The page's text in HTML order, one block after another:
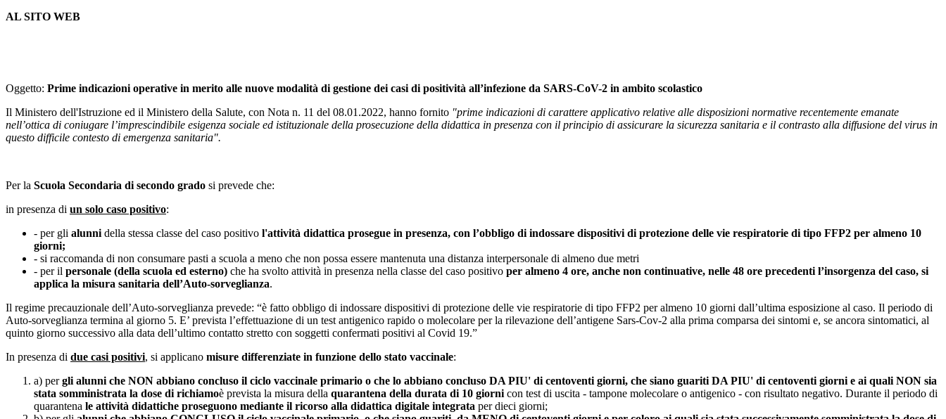
AL SITO WEB
Oggetto: Prime indicazioni operative in merito alle nuove modalità di gestione dei casi di positività all’infezione da SARS-CoV-2 in ambito scolastico
Il Ministero dell'Istruzione ed il Ministero della Salute, con Nota n. 11 del 08.01.2022, hanno fornito "prime indicazioni di carattere applicativo relative alle disposizioni normative recentemente emanate
nell’ottica di coniugare l’imprescindibile esigenza sociale ed istituzionale della prosecuzione della didattica in presenza con il principio di assicurare la sicurezza sanitaria e il contrasto alla diffusione del virus in
questo difficile contesto di emergenza sanitaria".
Per la Scuola Secondaria di secondo grado si prevede che:
in presenza di un solo caso positivo:
- per gli alunni della stessa classe del caso positivo l'attività didattica prosegue in presenza, con l’obbligo di indossare dispositivi di protezione delle vie respiratorie di tipo FFP2 per almeno 10
giorni;
- si raccomanda di non consumare pasti a scuola a meno che non possa essere mantenuta una distanza interpersonale di almeno due metri
- per il personale (della scuola ed esterno) che ha svolto attività in presenza nella classe del caso positivo per almeno 4 ore, anche non continuative, nelle 48 ore precedenti l’insorgenza del caso, si
applica la misura sanitaria dell’Auto-sorveglianza.
Il regime precauzionale dell’Auto-sorveglianza prevede: “è fatto obbligo di indossare dispositivi di protezione delle vie respiratorie di tipo FFP2 per almeno 10 giorni dall’ultima esposizione al caso. Il periodo di
Auto-sorveglianza termina al giorno 5. E’ prevista l’effettuazione di un test antigenico rapido o molecolare per la rilevazione dell’antigene Sars-Cov-2 alla prima comparsa dei sintomi e, se ancora sintomatici, al
quinto giorno successivo alla data dell’ultimo contatto stretto con soggetti confermati positivi al Covid 19.”
In presenza di due casi positivi, si applicano misure differenziate in funzione dello stato vaccinale:
a) pergli alunni che NON abbiano concluso il ciclo vaccinale primario o che lo abbiano concluso DA PIU' di centoventi giorni, che siano guariti DA PIU' di centoventi giorni e ai quali NON sia
stata somministrata la dose di richiamoè prevista la misura della quarantena della durata di 10 giorni con test di uscita - tampone molecolare o antigenico - con risultato negativo. Durante il periodo di
quarantena le attività didattiche proseguono mediante il ricorso alla didattica digitale integrata per dieci giorni;